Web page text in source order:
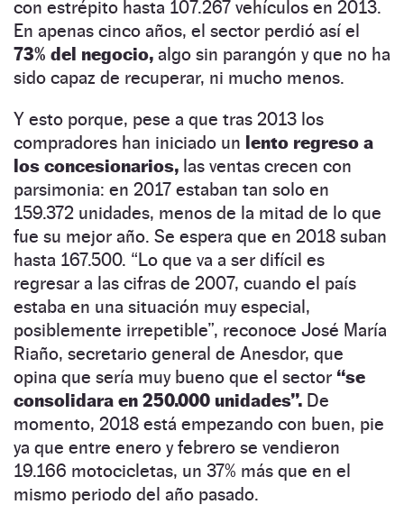
con estrépito hasta 107.267 vehículos en 2013.
En apenas cinco años, el sector perdió así el
73% del negocio, algo sin parangón y que no ha
sido capaz de recuperar, ni mucho menos.
Y esto porque, pese a que tras 2013 los
compradores han iniciado un lento regreso a
los concesionarios, las ventas crecen con
parsimonia: en 2017 estaban tan solo en
159.372 unidades, menos de la mitad de lo que
fue su mejor año. Se espera que en 2018 suban
hasta 167.500. “Lo que va a ser difícil es
regresar a las cifras de 2007, cuando el país
estaba en una situación muy especial,
posiblemente irrepetible”, reconoce José María
Riaño, secretario general de Anesdor, que
opina que sería muy bueno que el sector “se
consolidara en 250.000 unidades”. De
momento, 2018 está empezando con buen, pie
ya que entre enero y febrero se vendieron
19.166 motocicletas, un 37% más que en el
mismo periodo del año pasado.